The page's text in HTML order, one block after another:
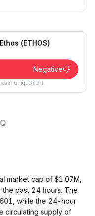
(ETHOS)
Negative
uniquement.
market cap of $1.07M,
past 24 hours. The
while the 24-hour
circulating supply of